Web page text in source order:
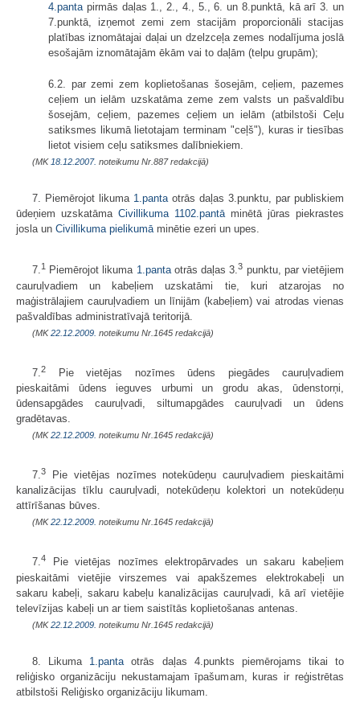
4.pantapirmās daļas 1., 2., 4., 5., 6. un 8.punktā, kā arī 3. un
7.punktā, izņemot zemi zem stacijām proporcionāli stacijas
platības iznomātajai daļai un dzelzceļa zemes nodalījuma joslā
esošajām iznomātajām ēkām vai to daļām (telpu grupām);
6.2. par zemi zem koplietošanas šosejām, ceļiem, pazemes
ceļiem un ie­lām uzskatāma zeme zem valsts un pašvaldību
šosejām, ceļiem, pazemes ceļiem un ielām (atbilstoši Ceļu
satiksmes likumā lietotajam terminam "ceļš"), kuras ir tiesības
lietot visiem ceļu satiksmes dalībniekiem.
(MK 18.12.2007. noteikumu Nr.887 redakcijā)
7. Piemērojot likuma 1.pantaotrās daļas 3.punktu, par publiskiem
ūdeņiem uzskatāma Civillikuma 1102.pantāminētā jūras piekrastes
josla un Civillikuma pielikumāminētie ezeri un upes.
7.1 Piemērojot likuma 1.pantaotrās daļas 3.3 punktu, par vietējiem
cauruļvadiem un kabeļiem uzskatāmi tie, kuri atzarojas no
maģistrālajiem cauruļvadiem un līnijām (kabeļiem) vai atrodas vienas
pašvaldības administratīvajā teritorijā.
(MK22.12.2009. noteikumu Nr.1645 redakcijā)
7. 2
Pie vietējas nozīmes ūdens piegādes cauruļvadiem
pieskaitāmi ūdens ieguves urbumi un grodu akas, ūdenstorņi,
ūdensapgādes cauruļvadi, siltumapgādes cauruļvadi un ūdens
gradētavas.
(MK22.12.2009. noteikumu Nr.1645 redakcijā)
7.3
Pie vietējas nozīmes notekūdeņu cauruļvadiem pieskaitāmi
kanalizācijas tīklu cauruļvadi, notekūdeņu kolektori un notekūdeņu
attīrīšanas būves.
(MK22.12.2009. noteikumu Nr.1645 redakcijā)
7.4
Pie vietējas nozīmes elektropārvades un sakaru kabeļiem
pieskaitāmi vietējie virszemes vai apakšzemes elektrokabeļi un
sakaru kabeļi, sakaru kabeļu kanalizācijas cauruļvadi, kā arī vietējie
televīzijas kabeļi un ar tiem saistītās koplietošanas antenas.
(MK22.12.2009. noteikumu Nr.1645 redakcijā)
8. Likuma 1.panta otrās daļas 4.punkts piemērojams tikai to
reliģisko organizāciju nekustamajam īpašumam, kuras ir reģistrētas
atbilstoši Reliģisko organizāciju likumam.